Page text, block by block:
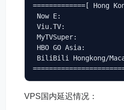
=============[ Hong
Now E:
Viu.TV:
MyTVSuper:
HBO GO Asia:
BiliBili Hongkong/
VPS国内延迟情况：